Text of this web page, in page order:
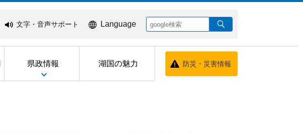
文字・音声サポート Language
県政情報 湖国の魅力 防災・災害情報